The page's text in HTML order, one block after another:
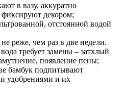
в вазу, аккуратно
декором;
отстоянной водой
реже, чем раз в две недели.
требует замены – затхлый
появление пены;
бамбук подпитывают
удобрениями и их